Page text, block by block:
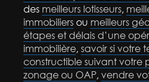
des meilleurs lotisseurs,
immobiliers ou meilleurs
étapes et délais d’une
immobilière, savoir si votre
constructible suivant votre
zonage ou OAP, vendre